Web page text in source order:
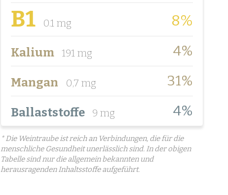
B1 0.1 mg 8%
Kalium 191 mg 4%
Mangan 0,7 mg 31%
Ballaststoffe 9 mg 4%
* Die Weintraube ist reich an Verbindungen, die für die
menschliche Gesundheit unerlässlich sind. In der obigen
Tabelle sind nur die allgemein bekannten und
herausragenden Inhaltsstoffe aufgeführt.